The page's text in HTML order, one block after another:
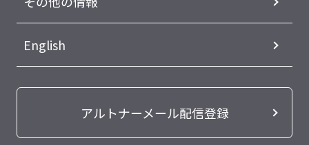
English
アルトナーメール配信登録